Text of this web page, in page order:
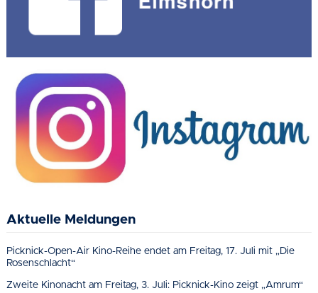
Aktuelle Meldungen
Picknick-Open-Air Kino-Reihe endet am Freitag, 17. Juli mit „Die
Rosenschlacht“
Zweite Kinonacht am Freitag, 3. Juli: Picknick-Kino zeigt „Amrum“